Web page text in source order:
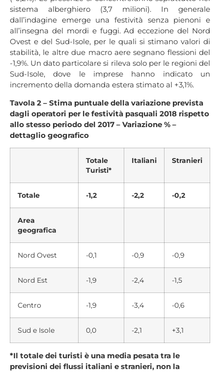
sistema alberghiero (3,7 milioni). In generale
dall’indagine emerge una festività senza pienoni e
all’insegna del mordi e fuggi. Ad eccezione del Nord
Ovest e del Sud-Isole, per le quali si stimano valori di
stabilità, le altre due macro aere segnano flessioni del
-1,9%. Un dato particolare si rileva solo per le regioni del
Sud-Isole, dove le imprese hanno indicato un
incremento della domanda estera stimato al +3,1%.
Tavola 2 – Stima puntuale della variazione prevista
dagli operatori per le festività pasquali 2018 rispetto
allo stesso periodo del 2017 – Variazione % –
dettaglio geografico
Totale
Turisti*
Italiani Stranieri
Totale -1,2 -2,2 -0,2
Area
geografica
Nord Ovest -0,1 -0,9 -0,9
Nord Est -1,9 -2,4 -1,5
Centro -1,9 -3,4 -0,6
Sud e Isole 0,0 -2,1 +3,1
*Il totale dei turisti è una media pesata tra le
previsioni dei flussi italiani e stranieri, non la